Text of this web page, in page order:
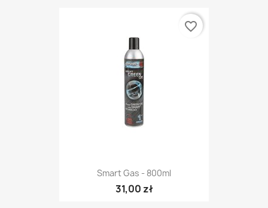
Smart Gas - 800ml
31,00 zł
favorite_border